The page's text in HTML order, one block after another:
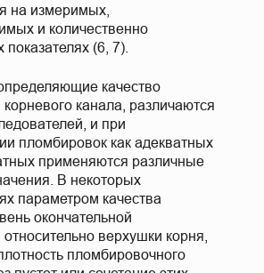
на измеримых,
и количественно
(6, 7).
качество
канала, различаются
и при
пломбировок как адекватных
применяются различные
В некоторых
параметром качества
окончательной
верхушки корня,
пломбировочного